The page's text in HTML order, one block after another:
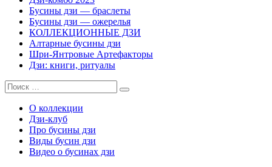
Бусины дзи — браслеты
Бусины дзи — ожерелья
КОЛЛЕКЦИОННЫЕ ДЗИ
Алтарные бусины дзи
Шри-Янтровые Артефакторы
Дзи: книги, ритуалы
О коллекции
Дзи-клуб
Про бусины дзи
Виды бусин дзи
Видео о бусинах дзи